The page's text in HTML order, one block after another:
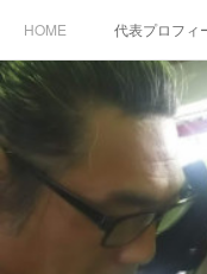
HOME 代表プロフィ
１年保証について フ
飛び石施工料金について
当店へのアクセス 建
【プロ使用】フッ素系ガラ